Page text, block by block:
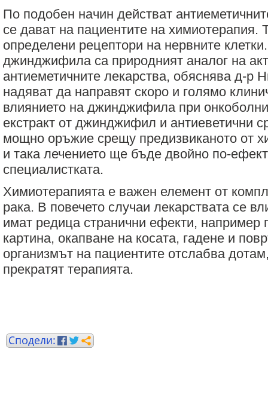
По подобен начин действат
се дават на пациентите на химиотерапия.
определени рецептори на нервните
джинджифила са природният аналог на
антиеметичните лекарства, обяснява д-р
надяват да направят скоро и голямо
влиянието на джинджифила при
екстракт от джинджифил и антиеветични
мощно оръжие срещу предизвиканото от
и така лечението ще бъде двойно по-
специалистката.
Химиотерапията е важен елемент от
рака. В повечето случаи лекарствата се
имат редица странични ефекти, например
картина, окапване на косата, гадене и
организмът на пациентите отслабва
прекратят терапията.